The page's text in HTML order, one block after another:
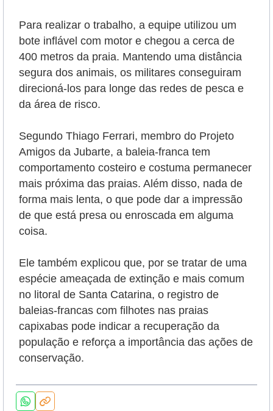
Para realizar o trabalho, a equipe utilizou um
bote inflável com motor e chegou a cerca de
400 metros da praia. Mantendo uma distância
segura dos animais, os militares conseguiram
direcioná-los para longe das redes de pesca e
da área de risco.
Segundo Thiago Ferrari, membro do Projeto
Amigos da Jubarte, a baleia-franca tem
comportamento costeiro e costuma permanecer
mais próxima das praias. Além disso, nada de
forma mais lenta, o que pode dar a impressão
de que está presa ou enroscada em alguma
coisa.
Ele também explicou que, por se tratar de uma
espécie ameaçada de extinção e mais comum
no litoral de Santa Catarina, o registro de
baleias-francas com filhotes nas praias
capixabas pode indicar a recuperação da
população e reforça a importância das ações de
conservação.